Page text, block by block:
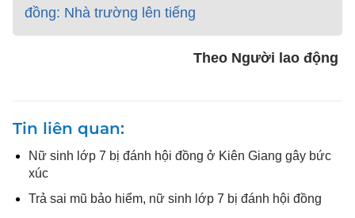
đồng: Nhà trường lên tiếng
Theo Người lao động
Tin liên quan
Nữ sinh lớp 7 bị đánh hội đồng ở Kiên Giang gây bức
xúc
Trả sai mũ bảo hiểm, nữ sinh lớp 7 bị đánh hội đồng